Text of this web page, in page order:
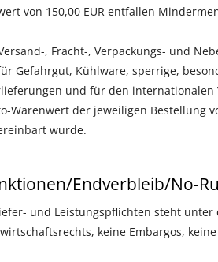
von 150,00 EUR entfallen
, Fracht-, Verpackungs- und
Gefahrgut, Kühlware, sperrige,
und für den internationalen
Warenwert der jeweiligen Bestellung
wurde.
Endverbleib/No-
und Leistungspflichten steht
keine Embargos,